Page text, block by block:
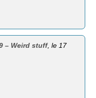
– Weird stuff, le 17